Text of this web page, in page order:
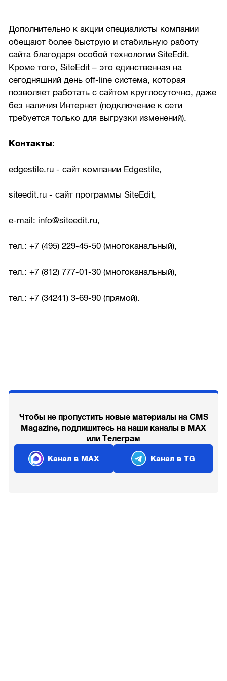
Дополнительно к акции специалисты компании
обещают более быструю и стабильную работу
сайта благодаря особой технологии SiteEdit.
Кроме того, SiteEdit – это единственная на
сегодняшний день off-line система, которая
позволяет работать с сайтом круглосуточно, даже
без наличия Интернет (подключение к сети
требуется только для выгрузки изменений).
Контакты:
edgestile.ru - сайт компании Edgestile,
siteedit.ru - сайт программы SiteEdit,
e-mail: info@siteedit.ru,
тел.: +7 (495) 229-45-50 (многоканальный),
тел.: +7 (812) 777-01-30 (многоканальный),
тел.: +7 (34241) 3-69-90 (прямой).
Чтобы не пропустить новые материалы на CMS
Magazine, подпишитесь на наши каналы в MAX
или Телеграм
Канал в MAX Канал в TG